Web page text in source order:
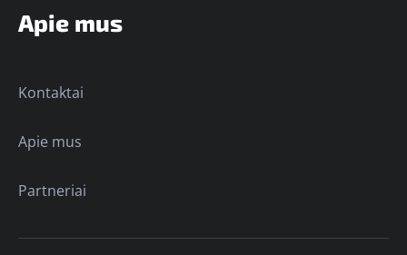
Apie mus
Kontaktai
Apie mus
Partneriai